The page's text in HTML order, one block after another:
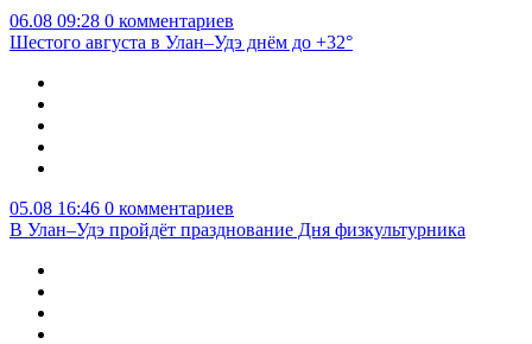
06.08 09:28 0 комментариев
Шестого августа в Улан–Удэ днём до +32°
05.08 16:46 0 комментариев
В Улан–Удэ пройдёт празднование Дня физкультурника